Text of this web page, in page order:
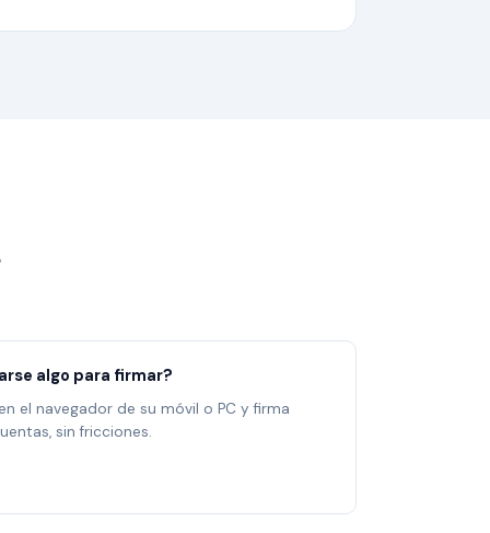
algo para firmar?
el navegador de su móvil o PC y firma
sin fricciones.